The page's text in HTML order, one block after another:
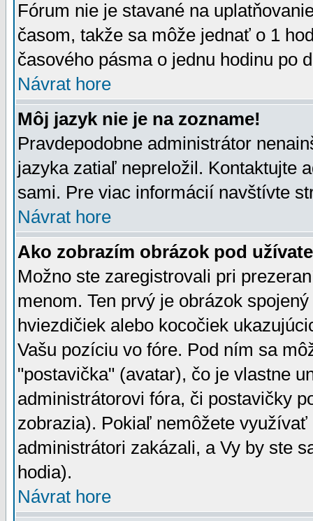
Fórum nie je stavané na
časom, takže sa môže jednať o 1
časového pásma o jednu hodinu po
Návrat hore
Môj jazyk nie je na zozname!
Pravdepodobne administrátor
jazyka zatiaľ nepreložil. Kontaktujte
sami. Pre viac informácií navštívte
Návrat hore
Ako zobrazím obrázok pod
Možno ste zaregistrovali pri
menom. Ten prvý je obrázok
hviezdičiek alebo kocočiek
Vašu pozíciu vo fóre. Pod ním sa
"postavička" (avatar), čo je vlastne
administrátorovi fóra, či postavičky
zobrazia). Pokiaľ nemôžete
administrátori zakázali, a Vy by ste
hodia).
Návrat hore